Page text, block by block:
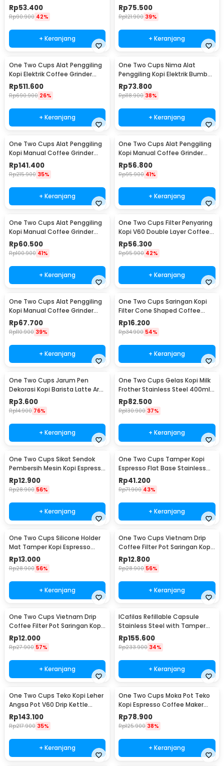
2 Cup 100ml - Z20
Rp53.400
Rp90.900 42%
+ Keranjang
Wood - 16290
Rp75.500
Rp121.900 39%
+ Keranjang
One Two Cups Alat Penggiling
Kopi Elektrik Coffee Grinder
Adjustable - 600N
Rp511.600
Rp690.900 26%
+ Keranjang
One Two Cups Nima Alat
Penggiling Kopi Elektrik Bumbu
Coffee Grinder - NM-8300
Rp73.800
Rp118.900 38%
+ Keranjang
One Two Cups Alat Penggiling
Kopi Manual Coffee Grinder
Wood 30g - CW85532
Rp141.400
Rp215.900 35%
+ Keranjang
One Two Cups Alat Penggiling
Kopi Manual Coffee Grinder
160ml - CF012
Rp56.800
Rp95.900 41%
+ Keranjang
One Two Cups Alat Penggiling
Kopi Manual Coffee Grinder
Adjustable - RHNHA0176
Rp60.500
Rp100.900 41%
+ Keranjang
One Two Cups Filter Penyaring
Kopi V60 Double Layer Coffee
Filter - FS-40S
Rp56.300
Rp95.900 42%
+ Keranjang
One Two Cups Alat Penggiling
Kopi Manual Coffee Grinder
Adjustable - CF4146
Rp67.700
Rp110.900 39%
+ Keranjang
One Two Cups Saringan Kopi
Filter Cone Shaped Coffee
Dripper 1 PCS - K741
Rp16.200
Rp34.900 54%
+ Keranjang
One Two Cups Jarum Pen
Dekorasi Kopi Barista Latte Art
Needle 13cm - F3F27
Rp3.600
Rp14.900 76%
+ Keranjang
One Two Cups Gelas Kopi Milk
Frother Stainless Steel 400ml -
WZ0011
Rp82.500
Rp130.900 37%
+ Keranjang
One Two Cups Sikat Sendok
Pembersih Mesin Kopi Espresso
2in1 - 8809
Rp12.900
Rp28.900 56%
+ Keranjang
One Two Cups Tamper Kopi
Espresso Flat Base Stainless
Steel 51mm - SS51
Rp41.200
Rp71.900 43%
+ Keranjang
One Two Cups Silicone Holder
Mat Tamper Kopi Espresso
Barista - 0310
Rp13.000
Rp28.900 56%
+ Keranjang
One Two Cups Vietnam Drip
Coffee Filter Pot Saringan Kopi
124ml 7Q - LC1
Rp12.800
Rp28.900 56%
+ Keranjang
One Two Cups Vietnam Drip
Coffee Filter Pot Saringan Kopi
114ml 6Q - LC1
Rp12.000
Rp27.900 57%
+ Keranjang
ICafilas Refillable Capsule
Stainless Steel with Tamper
for Nespresso - F456
Rp155.600
Rp233.900 34%
+ Keranjang
One Two Cups Teko Kopi Leher
Angsa Pot V60 Drip Kettle
960ml - RF-15
Rp143.100
Rp217.900 35%
+ Keranjang
One Two Cups Moka Pot Teko
Kopi Espresso Coffee Maker
Stovetop 6 Cup 300ml - Z21
Rp78.900
Rp125.900 38%
+ Keranjang